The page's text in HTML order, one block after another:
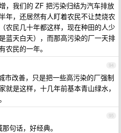
，我们的 ZF 把污染归结为汽车排放
年，还居然有人盯着农民不让焚烧农
农民几十年都这样，现在种田的人少
蓝天白天），而那高污染的厂一天排
农民的一年。
94
市改善，只是把一些高污染的厂强制
就是这样，十几年前基本青山绿水，
95
句话，好经典。